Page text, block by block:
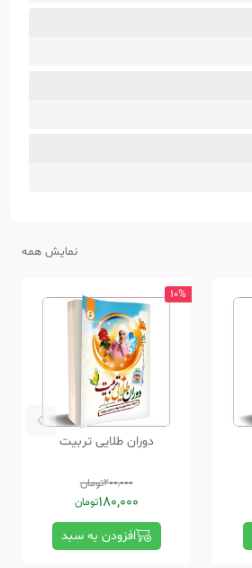
نمایش همه
10%
دوران طلایی تربیت
200,000تومان
180,000تومان
افزودن به سبد